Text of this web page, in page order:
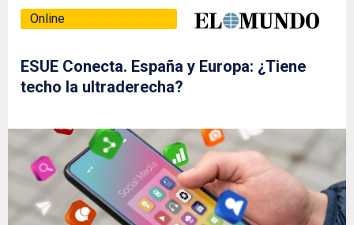
Online
ESUE Conecta. España y Europa: ¿Tiene
techo la ultraderecha?